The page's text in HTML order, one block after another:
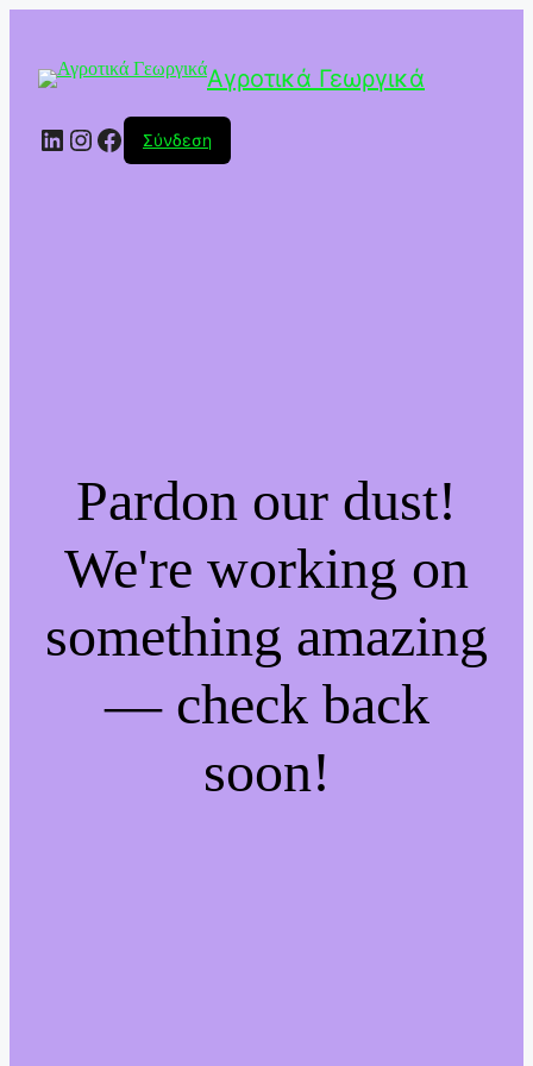
Αγροτικά Γεωργικά
Linkedin
Instagram
Facebook
Σύνδεση
Pardon our dust!
We're working on
something amazing
— check back
soon!